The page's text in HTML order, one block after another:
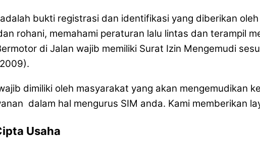
bukti registrasi dan identifikasi yang diberikan
rohani, memahami peraturan lalu lintas dan terampil
di Jalan wajib memiliki Surat Izin Mengemudi
dimiliki oleh masyarakat yang akan mengemudikan
dalam hal mengurus SIM anda. Kami memberikan
Usaha